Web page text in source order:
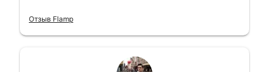
Отзыв Flamp